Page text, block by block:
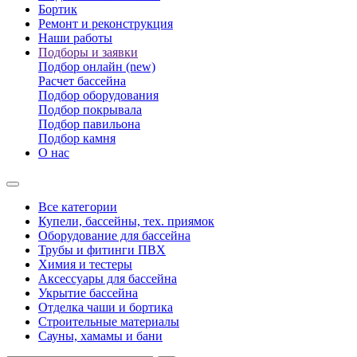
Бортик
Ремонт и реконструкция
Наши работы
Подборы и заявки
Подбор онлайн (new)
Расчет бассейна
Подбор оборудования
Подбор покрывала
Подбор павильона
Подбор камня
О нас
Все категории
Купели, бассейны, тех. приямок
Оборудование для бассейна
Трубы и фитинги ПВХ
Химия и тестеры
Аксессуары для бассейна
Укрытие бассейна
Отделка чаши и бортика
Строительные материалы
Сауны, хамамы и бани